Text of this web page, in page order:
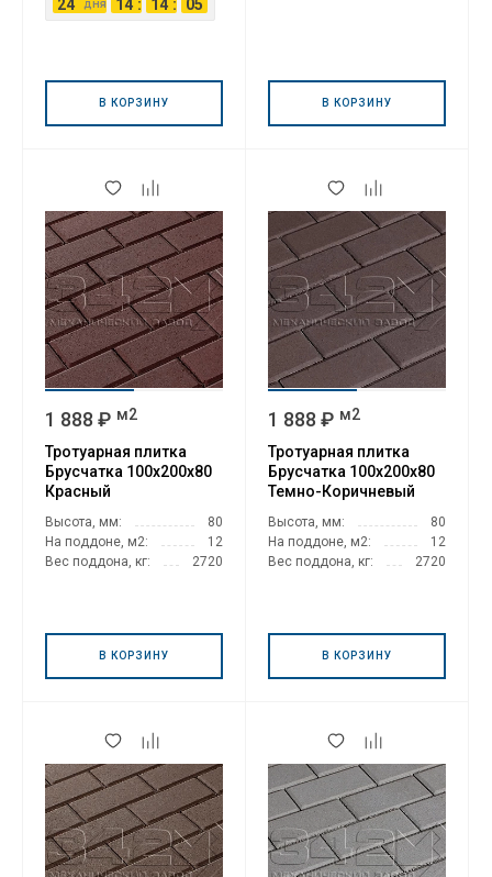
24 дня 14 : 14 : 05
В КОРЗИНУ В КОРЗИНУ
1 888 ₽ м2
Тротуарная плитка
Брусчатка 100х200х80
Красный
Высота, мм:
80
На поддоне, м2:
12
Вес поддона, кг:
2720
В КОРЗИНУ
1 888 ₽ м2
Тротуарная плитка
Брусчатка 100х200х80
Темно-Коричневый
Высота, мм:
80
На поддоне, м2:
12
Вес поддона, кг:
2720
В КОРЗИНУ